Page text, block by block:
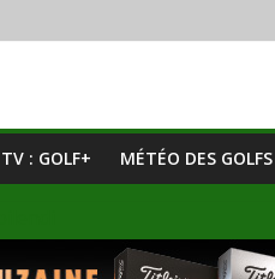
TV : GOLF+ MÉTÉO DES GOLFS